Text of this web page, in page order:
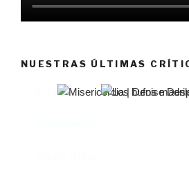
NUESTRAS ÚLTIMAS
El castillo de Lindabridis